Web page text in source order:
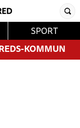
SPORT
KOMMUN